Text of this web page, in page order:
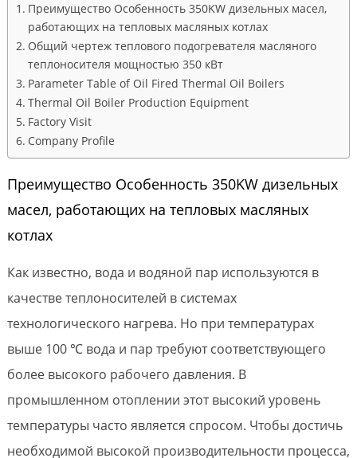
Преимущество Особенность 350KW дизельных масел,
работающих на тепловых масляных котлах
Общий чертеж теплового подогревателя масляного
теплоносителя мощностью 350 кВт
Parameter Table of Oil Fired Thermal Oil Boilers
Thermal Oil Boiler Production Equipment
Factory Visit
Company Profile
Преимущество Особенность 350KW дизельных
масел, работающих на тепловых масляных
котлах
Как известно, вода и водяной пар используются в
качестве теплоносителей в системах
технологического нагрева. Но при температурах
выше 100 ℃ вода и пар требуют соответствующего
более высокого рабочего давления. В
промышленном отоплении этот высокий уровень
температуры часто является спросом. Чтобы достичь
необходимой высокой производительности процесса,